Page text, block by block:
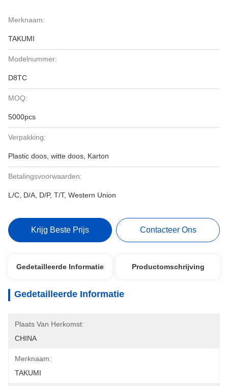
Merknaam:
TAKUMI
Modelnummer:
D8TC
MOQ:
5000pcs
Verpakking:
Plastic doos, witte doos, Karton
Betalingsvoorwaarden:
L/C, D/A, D/P, T/T, Western Union
Krijg Beste Prijs Contacteer Ons
Gedetailleerde Informatie Productomschrijving
Gedetailleerde Informatie
Plaats Van Herkomst:
CHINA
Merknaam:
TAKUMI